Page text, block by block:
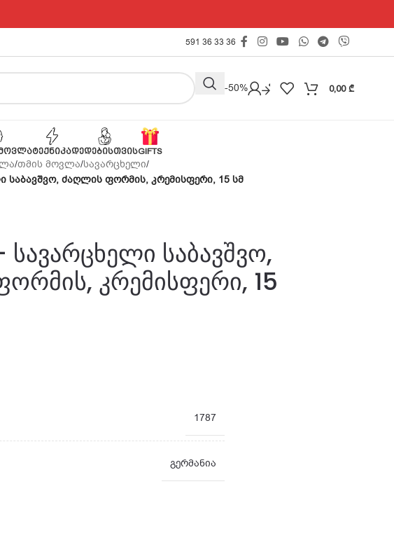
591 36 33 36
Outlet -50% 0,00 ₾
ᲢᲔᲥᲜᲘᲙᲐᲓᲔᲓᲔᲑᲘᲡᲗᲕᲘᲡGIFTS
/თმის მოვლა/სავარცხელი/
საბავშვო, ძაღლის ფორმის, კრემისფერი, 15 სმ
სავარცხელი საბავშვო,
კრემისფერი, 15
1787
გერმანია